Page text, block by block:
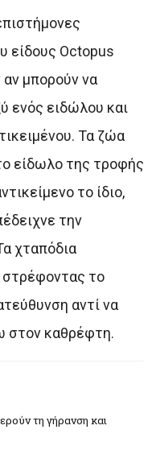
είδους Octopus
αν μπορούν να
ενός ειδώλου και
Τα ζώα
είδωλο της τροφής
το ίδιο,
την
χταπόδια
στρέφοντας το
αντί να
στον καθρέφτη.
τη γήρανση και